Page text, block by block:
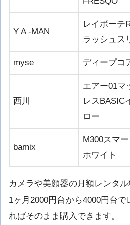
Y A -MAN
レイボーテ
ラッシュス
myse ディープコ
西川
エアー01マ
レスBASIC
ロー
bamix
M300スマー
ホワイト
カメラや美顔器の月額レンタル
1ヶ月2000円台から4000円台
ればそのまま購入できます。